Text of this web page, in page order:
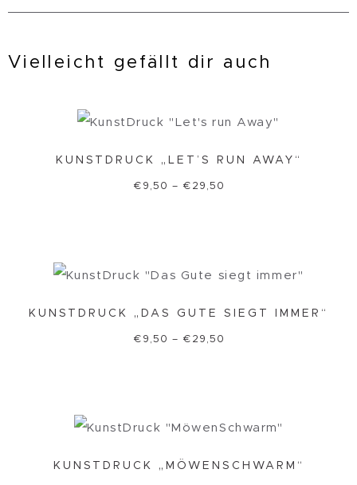
Vielleicht gefällt dir auch
KUNSTDRUCK „LET’S RUN AWAY“
€ 9,50 – € 29,50
KUNSTDRUCK „DAS GUTE SIEGT IMMER“
€ 9,50 – € 29,50
KUNSTDRUCK „MÖWENSCHWARM“